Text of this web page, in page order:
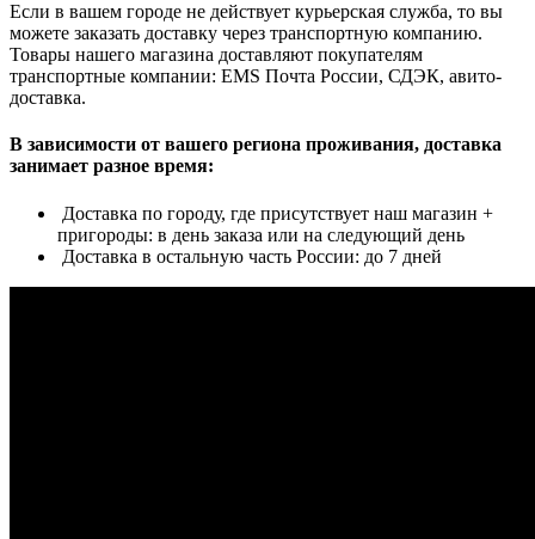
Если в вашем городе не действует курьерская служба, то вы
можете заказать доставку через транспортную компанию.
Товары нашего магазина доставляют покупателям
транспортные компании: EMS Почта России, СДЭК, авито-
доставка.
В зависимости от вашего региона проживания, доставка
занимает разное время:
Доставка по городу, где присутствует наш магазин +
пригороды: в день заказа или на следующий день
Доставка в остальную часть России: до 7 дней